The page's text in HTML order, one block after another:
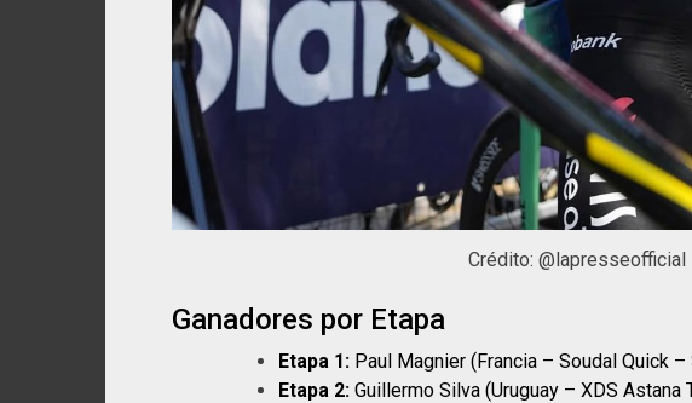
Crédito: @lapresseofficial
Ganadores por Etapa
Etapa 1: Paul Magnier (Francia – Soudal Quick
Etapa 2: Guillermo Silva (Uruguay – XDS Astana